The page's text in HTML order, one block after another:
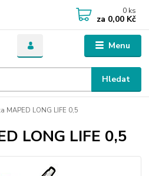
Menu
Hledat
0 ks
za 0,00 Kč
MAPED LONG LIFE 0,5
LONG LIFE 0,5